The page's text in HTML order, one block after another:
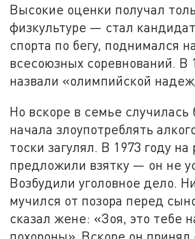
Высокие оценки получал
физкультуре — стал
спорта по бегу, поднимался
всесоюзных соревнований. В
назвали «олимпийской
Но вскоре в семье случилась
начала злоупотреблять
тоски загулял. В 1973 году на
предложили взятку — он не
Возбудили уголовное дело.
мучился от позора перед
сказал жене: «Зоя, это тебе